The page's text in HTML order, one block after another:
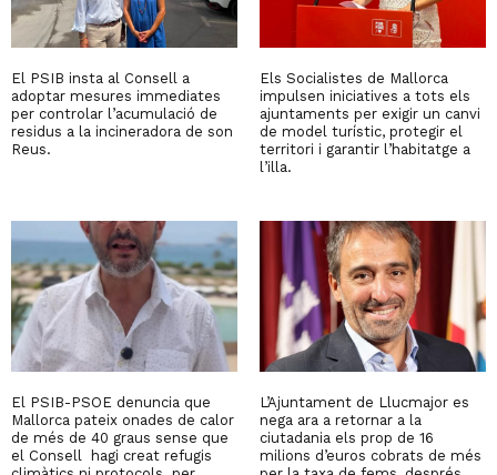
El PSIB insta al Consell a
adoptar mesures immediates
per controlar l’acumulació de
residus a la incineradora de son
Reus.
Els Socialistes de Mallorca
impulsen iniciatives a tots els
ajuntaments per exigir un canvi
de model turístic, protegir el
territori i garantir l’habitatge a
l’illa.
El PSIB-PSOE denuncia que
Mallorca pateix onades de calor
de més de 40 graus sense que
el Consell hagi creat refugis
L’Ajuntament de Llucmajor es
nega ara a retornar a la
ciutadania els prop de 16
milions d’euros cobrats de més